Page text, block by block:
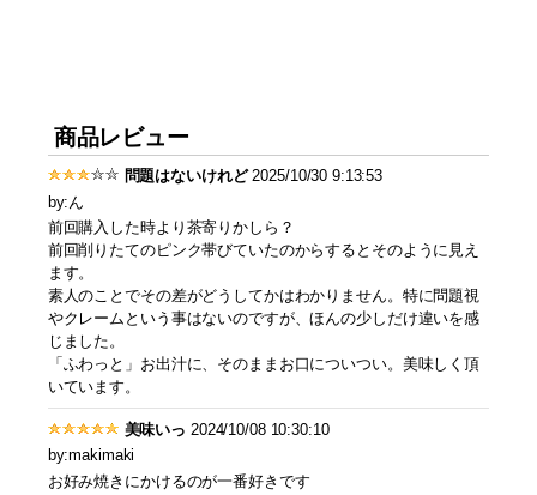
商品レビュー
問題はないけれど2025/10/30 9:13:53
by:ん
前回購入した時より茶寄りかしら？
前回削りたてのピンク帯びていたのからするとそのように見え
ます。
素人のことでその差がどうしてかはわかりません。特に問題視
やクレームという事はないのですが、ほんの少しだけ違いを感
じました。
「ふわっと」お出汁に、そのままお口についつい。美味しく頂
いています。
美味いっ 2024/10/08 10:30:10
by:makimaki
お好み焼きにかけるのが一番好きです